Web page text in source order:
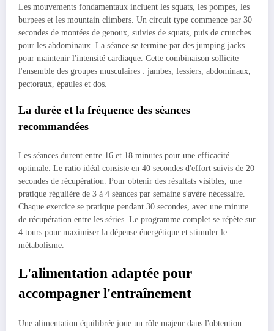
Les mouvements fondamentaux incluent les squats, les pompes, les
burpees et les mountain climbers. Un circuit type commence par 30
secondes de montées de genoux, suivies de squats, puis de crunches
pour les abdominaux. La séance se termine par des jumping jacks
pour maintenir l'intensité cardiaque. Cette combinaison sollicite
l'ensemble des groupes musculaires : jambes, fessiers, abdominaux,
pectoraux, épaules et dos.
La durée et la fréquence des séances
recommandées
Les séances durent entre 16 et 18 minutes pour une efficacité
optimale. Le ratio idéal consiste en 40 secondes d'effort suivis de 20
secondes de récupération. Pour obtenir des résultats visibles, une
pratique régulière de 3 à 4 séances par semaine s'avère nécessaire.
Chaque exercice se pratique pendant 30 secondes, avec une minute
de récupération entre les séries. Le programme complet se répète sur
4 tours pour maximiser la dépense énergétique et stimuler le
métabolisme.
L'alimentation adaptée pour
accompagner l'entraînement
Une alimentation équilibrée joue un rôle majeur dans l'obtention